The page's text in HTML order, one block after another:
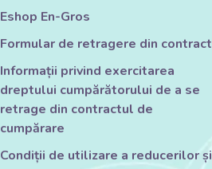
Eshop En-Gros
Formular de retragere din contract
Informații privind exercitarea
dreptului cumpărătorului de a se
retrage din contractul de
cumpărare
Condiții de utilizare a reducerilor și